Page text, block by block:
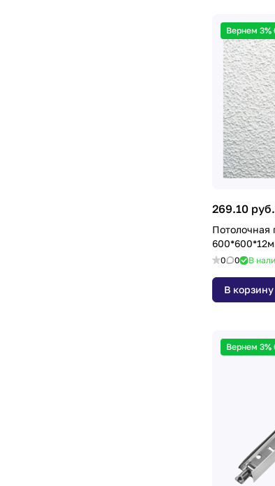
Вернем 3%
269.10
0 0 В
В корзину
Вернем 3%